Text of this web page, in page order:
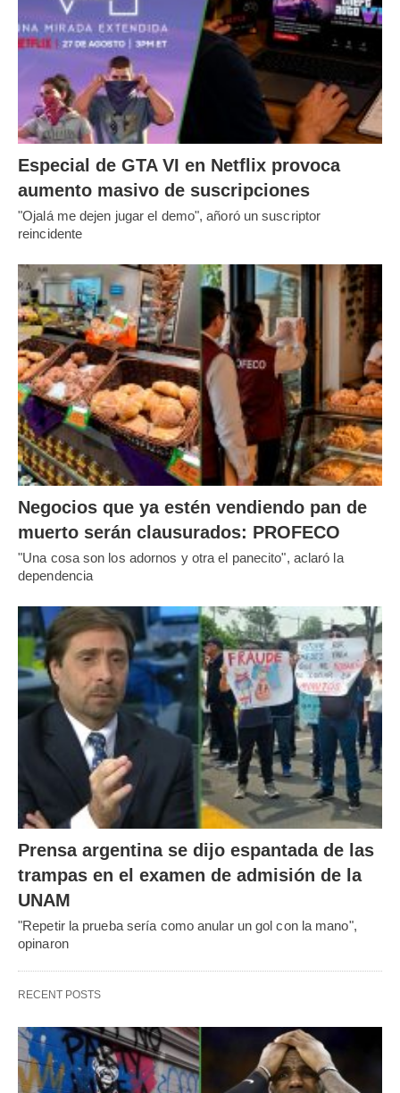
Especial de GTA VI en Netflix provoca
aumento masivo de suscripciones
"Ojalá me dejen jugar el demo", añoró un suscriptor
reincidente
Negocios que ya estén vendiendo pan de
muerto serán clausurados: PROFECO
"Una cosa son los adornos y otra el panecito", aclaró la
dependencia
Prensa argentina se dijo espantada de las
trampas en el examen de admisión de la
UNAM
"Repetir la prueba sería como anular un gol con la mano",
opinaron
RECENT POSTS